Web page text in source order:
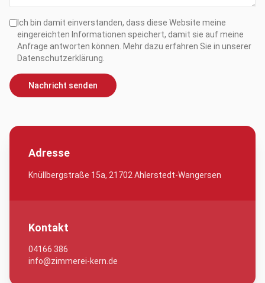
Ich bin damit einverstanden, dass diese Website meine
eingereichten Informationen speichert, damit sie auf meine
Anfrage antworten können. Mehr dazu erfahren Sie in unserer
Datenschutzerklärung.
Nachricht senden
Adresse
Knüllbergstraße 15a, 21702 Ahlerstedt-Wangersen
Kontakt
04166 386
info@zimmerei-kern.de